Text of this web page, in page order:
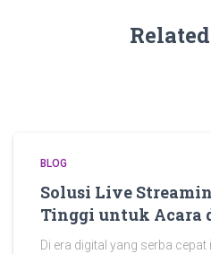
BLOG
Solusi Live
Tinggi untuk Acara
Di era digital yang serba